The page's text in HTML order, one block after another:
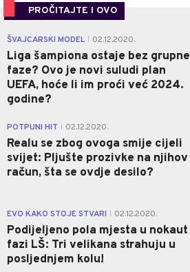
PROČITAJTE I OVO
ŠVAJCARSKI MODEL 02.12.2020.
Liga šampiona ostaje bez grupne
faze? Ovo je novi suludi plan
UEFA, hoće li im proći već 2024.
godine?
POTPUNI HIT 02.12.2020.
Realu se zbog ovoga smije cijeli
svijet: Pljušte prozivke na njihov
račun, šta se ovdje desilo?
EVO KAKO STOJE STVARI 02.12.2020.
Podijeljeno pola mjesta u nokaut
fazi LŠ: Tri velikana strahuju u
posljednjem kolu!